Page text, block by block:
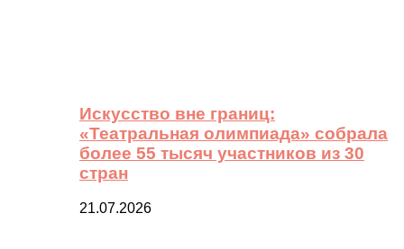
Искусство вне границ:
«Театральная олимпиада» собрала
более 55 тысяч участников из 30
стран
21.07.2026